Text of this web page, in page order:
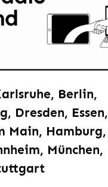
Berlin,
Dresden, Essen,
Main, Hamburg,
München,